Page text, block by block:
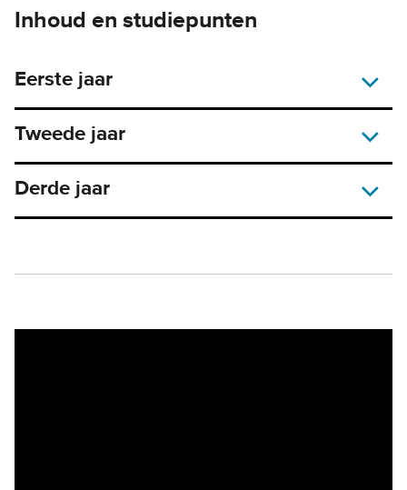
Inhoud en studiepunten
Eerste jaar
Tweede jaar
Derde jaar